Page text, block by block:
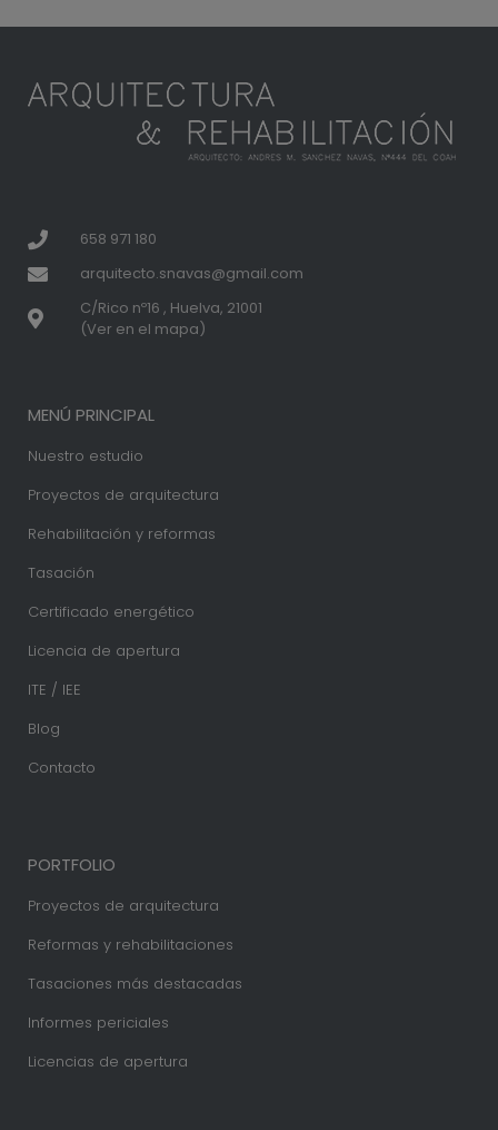
658 971 180
arquitecto.snavas@gmail.com
C/Rico nº16 , Huelva, 21001
(Ver en el mapa)
MENÚ PRINCIPAL
Nuestro estudio
Proyectos de arquitectura
Rehabilitación y reformas
Tasación
Certificado energético
Licencia de apertura
ITE / IEE
Blog
Contacto
PORTFOLIO
Proyectos de arquitectura
Reformas y rehabilitaciones
Tasaciones más destacadas
Informes periciales
Licencias de apertura